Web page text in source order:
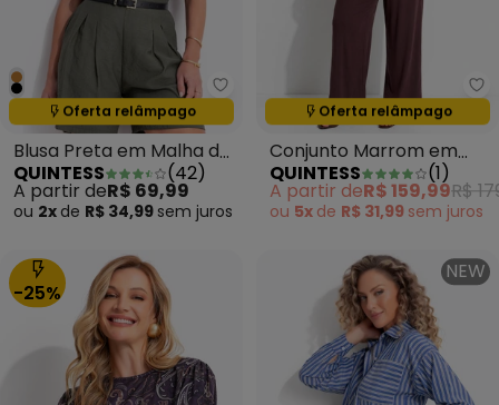
Quintess - Blusa Preta em
Oferta relâmpago
Termina em:17:28:25
Blusa Preta em Malha de
Algodão
QUINTESS (42 )
A partir deR$ 69,99
semjuros
Oferta relâmpago
Termina em:17:28:25
Conjunto Marrom em
Malha de Viscose
QUINTESS (1)
A partir deR$ 159,99R$
semjuros
-25%
NEW